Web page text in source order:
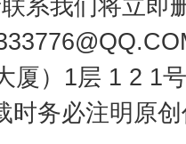
系我们将立即
厦）1层 1 2 1
时务必注明原 一